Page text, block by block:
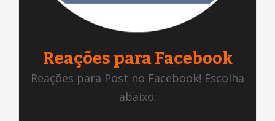
Reações para Facebook
Reações para Post no Facebook! Escolha
abaixo: